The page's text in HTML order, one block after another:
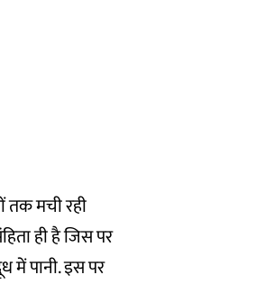
तक मची रही
ही है जिस पर
में पानी. इस पर